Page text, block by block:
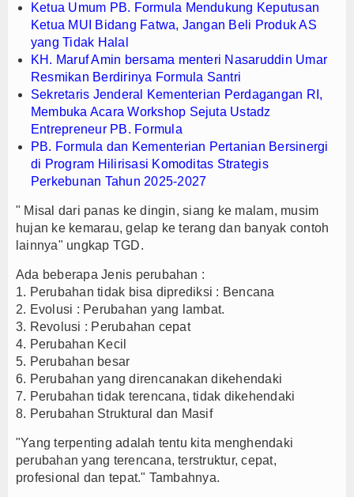
Ketua Umum PB. Formula Mendukung Keputusan
Ketua MUI Bidang Fatwa, Jangan Beli Produk AS
yang Tidak Halal
KH. Maruf Amin bersama menteri Nasaruddin Umar
Resmikan Berdirinya Formula Santri
Sekretaris Jenderal Kementerian Perdagangan RI,
Membuka Acara Workshop Sejuta Ustadz
Entrepreneur PB. Formula
PB. Formula dan Kementerian Pertanian Bersinergi
di Program Hilirisasi Komoditas Strategis
Perkebunan Tahun 2025-2027
" Misal dari panas ke dingin, siang ke malam, musim
hujan ke kemarau, gelap ke terang dan banyak contoh
lainnya" ungkap TGD.
Ada beberapa Jenis perubahan :
1. Perubahan tidak bisa diprediksi : Bencana
2. Evolusi : Perubahan yang lambat.
3. Revolusi : Perubahan cepat
4. Perubahan Kecil
5. Perubahan besar
6. Perubahan yang direncanakan dikehendaki
7. Perubahan tidak terencana, tidak dikehendaki
8. Perubahan Struktural dan Masif
"Yang terpenting adalah tentu kita menghendaki
perubahan yang terencana, terstruktur, cepat,
profesional dan tepat." Tambahnya.